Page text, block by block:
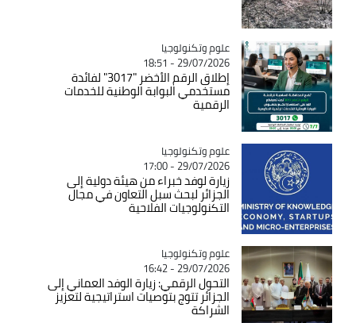
Catégorie
علوم وتكنولوجيا
29/07/2026 - 18:51
إطلاق الرقم الأخضر "3017" لفائدة
مستخدمي البوابة الوطنية للخدمات
الرقمية
Catégorie
علوم وتكنولوجيا
29/07/2026 - 17:00
زيارة لوفد خبراء من هيئة دولية إلى
الجزائر لبحث سبل التعاون في مجال
التكنولوجيات الفلاحية
Catégorie
علوم وتكنولوجيا
29/07/2026 - 16:42
التحول الرقمي: زيارة الوفد العماني إلى
الجزائر تتوج بتوصيات استراتيجية لتعزيز
الشراكة